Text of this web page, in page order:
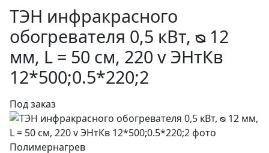
ТЭН инфракрасного
обогревателя 0,5 кВт, ᴓ 12
мм, L = 50 см, 220 v ЭНтКв
12*500;0.5*220;2
Под заказ